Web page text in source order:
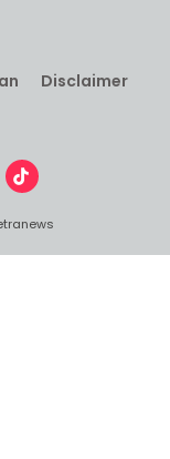
Disclaimer
TikTok